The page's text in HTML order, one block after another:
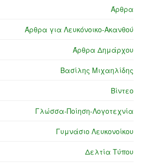
Άρθρα
Άρθρα για Λευκόνοικο-Ακανθού
Άρθρα Δημάρχου
Βασίλης Μιχαηλίδης
Βίντεο
Γλώσσα-Ποίηση-Λογοτεχνία
Γυμνάσιο Λευκονοίκου
Δελτία Τύπου